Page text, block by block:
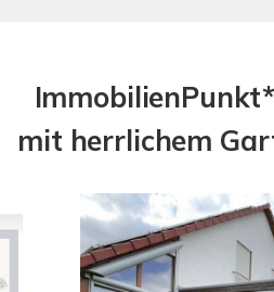
mit herrlichem